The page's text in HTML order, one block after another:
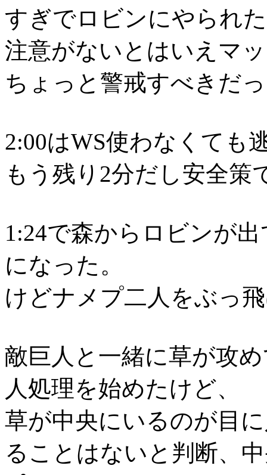
すぎでロビンにやられ
注意がないとはいえマ
ちょっと警戒すべきだ
2:00はWS使わなくても
もう残り2分だし安全策
1:24で森からロビンが
になった。
けどナメプ二人をぶっ
敵巨人と一緒に草が攻
人処理を始めたけど、
草が中央にいるのが目
ることはないと判断、